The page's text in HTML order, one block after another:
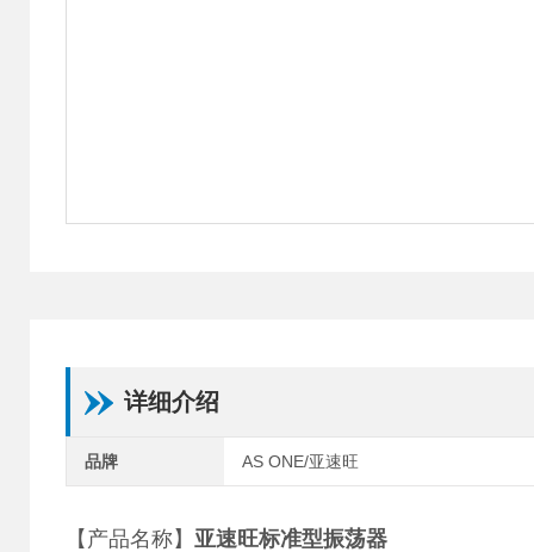
详细介绍
品牌 AS ONE/亚速旺
【产品名称】 亚速旺标准型振荡器